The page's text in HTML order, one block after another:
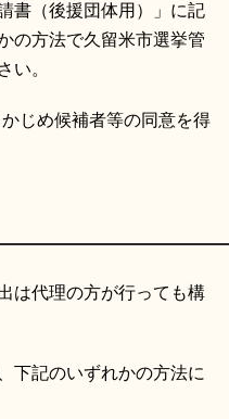
書（後援団体用）」に記
の方法で久留米市選挙管
い。
じめ候補者等の同意を得
は代理の方が行っても構
下記のいずれかの方法に